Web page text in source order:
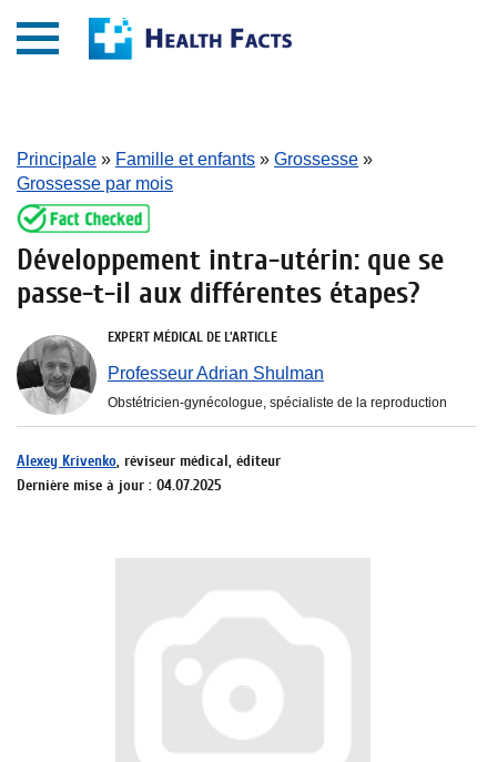
Principale » Famille et enfants » Grossesse »
Grossesse par mois
Développement intra-utérin: que se
passe-t-il aux différentes étapes?
EXPERT MÉDICAL DE L'ARTICLE
Professeur Adrian Shulman
Obstétricien-gynécologue, spécialiste de la reproduction
Alexey Krivenko, réviseur médical, éditeur
Dernière mise à jour : 04.07.2025